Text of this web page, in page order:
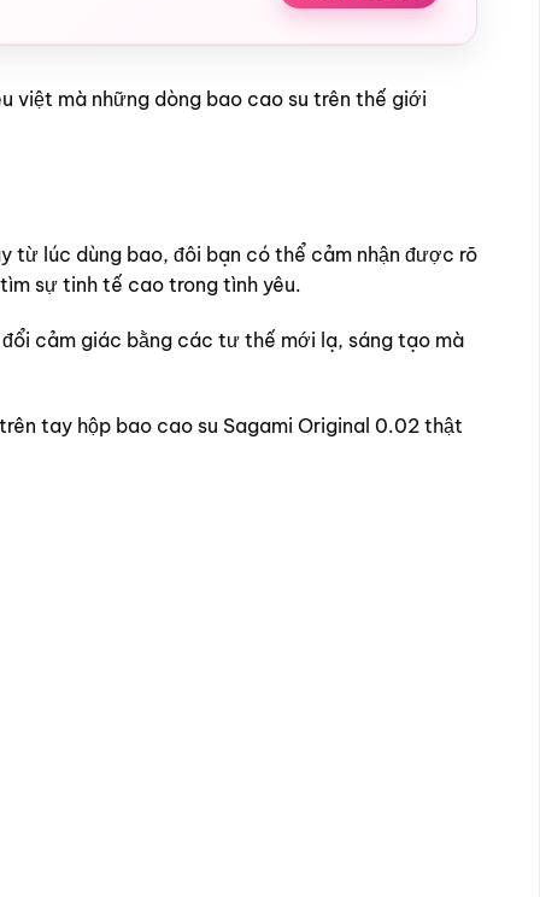
việt mà những dòng bao cao su trên thế giới
từ lúc dùng bao, đôi bạn có thể cảm nhận được rõ
sự tinh tế cao trong tình yêu.
cảm giác bằng các tư thế mới lạ, sáng tạo mà
tay hộp bao cao su Sagami Original 0.02 thật